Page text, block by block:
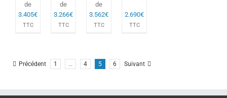
de
3.405€
TTC
de
3.266€
TTC
de
3.562€
TTC
2.690€
TTC
Précédent 1 … 4 5 6 Suivant